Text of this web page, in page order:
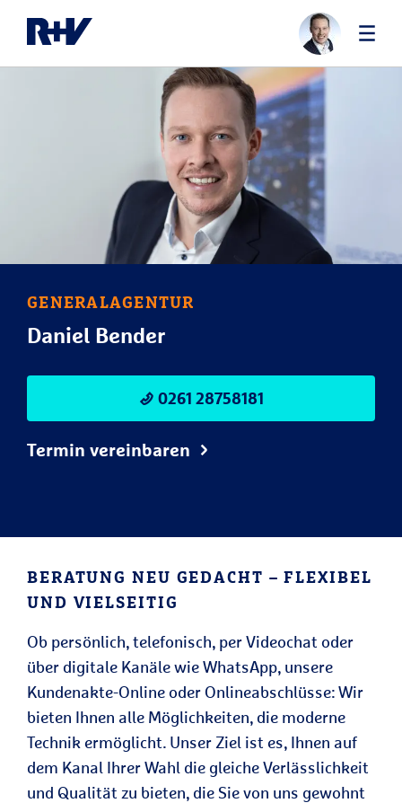
GENERALAGENTUR
Daniel Bender
0261 28758181
Termin vereinbaren
BERATUNG NEU GEDACHT – FLEXIBEL
UND VIELSEITIG
Ob persönlich, telefonisch, per Videochat oder
über digitale Kanäle wie WhatsApp, unsere
Kundenakte-Online oder Onlineabschlüsse: Wir
bieten Ihnen alle Möglichkeiten, die moderne
Technik ermöglicht. Unser Ziel ist es, Ihnen auf
dem Kanal Ihrer Wahl die gleiche Verlässlichkeit
und Qualität zu bieten, die Sie von uns gewohnt